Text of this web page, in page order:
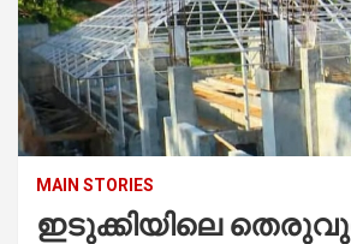
MAIN STORIES
ഇടുക്കിയിലെ